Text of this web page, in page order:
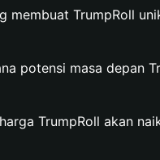
membuat TrumpRoll
potensi masa depan
TrumpRoll akan